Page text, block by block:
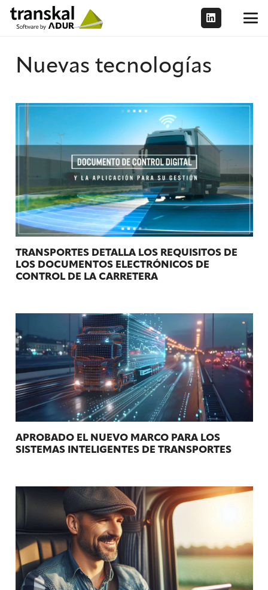
Nuevas tecnologías
TRANSPORTES DETALLA LOS REQUISITOS DE
LOS DOCUMENTOS ELECTRÓNICOS DE
CONTROL DE LA CARRETERA
APROBADO EL NUEVO MARCO PARA LOS
SISTEMAS INTELIGENTES DE TRANSPORTES